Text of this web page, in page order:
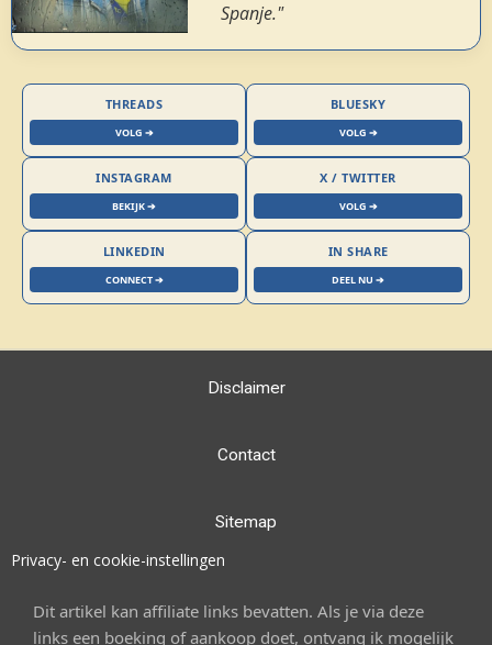
Spanje."
THREADS
VOLG ➔
BLUESKY
VOLG ➔
INSTAGRAM
BEKIJK ➔
X / TWITTER
VOLG ➔
LINKEDIN
CONNECT ➔
IN SHARE
DEEL NU ➔
Disclaimer
Contact
Sitemap
Privacy- en cookie-instellingen
Dit artikel kan affiliate links bevatten. Als je via deze
links een boeking of aankoop doet, ontvang ik mogelijk